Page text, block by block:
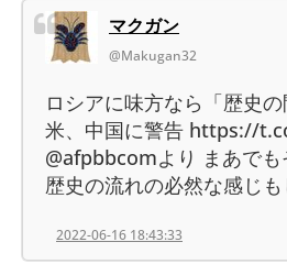
マクガン
@Makugan32
ロシアに味方なら「歴史の
米、中国に警告 https://
@afpbbcomより まあでも
歴史の流れの必然な感じ
2022-06-16 18:43:33